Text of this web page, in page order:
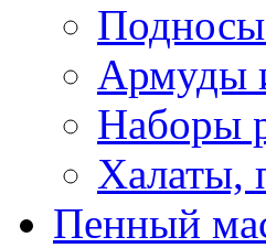
Армуды
Наборы
Халаты,
Пенный